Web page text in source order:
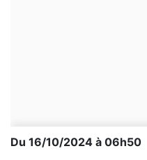
Du 16/10/2024 à 06h50